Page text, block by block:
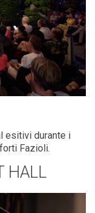
esitivi durante i
Fazioli.
HALL